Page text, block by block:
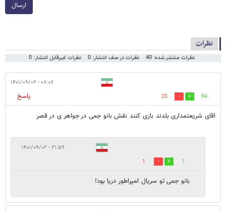
ارسال
نظرات
نظرات منتشر شده: 40 نظرات در صف انتشار: 0 نظرات غیرقابل انتشار: 0
۰۸:۰۶ - ۱۴۰۱/۰۹/۰۲
94
20
پاسخ
اقای شریعتمداری بلدند بازی کنند نقش بانو جمی در جواهر ی در قصر
۲۱:۵۹ - ۱۴۰۱/۰۹/۰۲
1
1
بانو جمی تو سریال امپراطور دریا بود!